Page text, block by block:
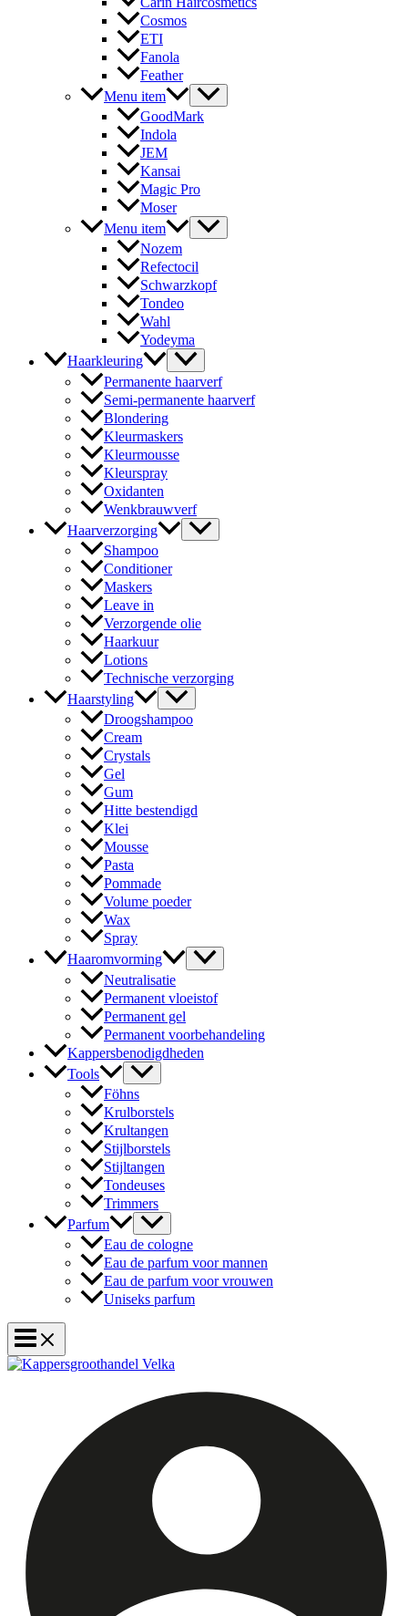
Cosmos
ETI
Fanola
Feather
Menu item
GoodMark
Indola
JEM
Kansai
Magic Pro
Moser
Menu item
Nozem
Refectocil
Schwarzkopf
Tondeo
Wahl
Yodeyma
Haarkleuring
Permanente haarverf
Semi-permanente haarverf
Blondering
Kleurmaskers
Kleurmousse
Kleurspray
Oxidanten
Wenkbrauwverf
Haarverzorging
Shampoo
Conditioner
Maskers
Leave in
Verzorgende olie
Haarkuur
Lotions
Technische verzorging
Haarstyling
Droogshampoo
Cream
Crystals
Gel
Gum
Hitte bestendigd
Klei
Mousse
Pasta
Pommade
Volume poeder
Wax
Spray
Haaromvorming
Neutralisatie
Permanent vloeistof
Permanent gel
Permanent voorbehandeling
Kappersbenodigdheden
Tools
Föhns
Krulborstels
Krultangen
Stijlborstels
Stijltangen
Tondeuses
Trimmers
Parfum
Eau de cologne
Eau de parfum voor mannen
Eau de parfum voor vrouwen
Uniseks parfum